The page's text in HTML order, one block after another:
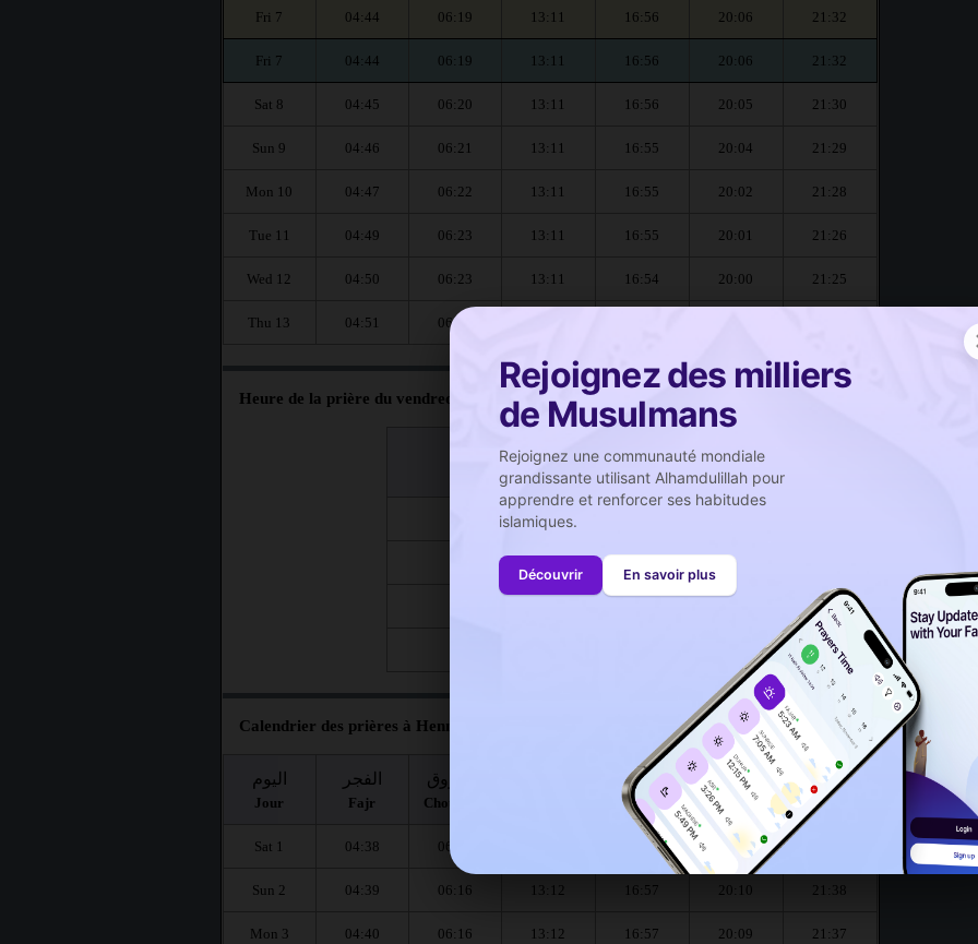
Rejoignez des milliers
de Musulmans
Rejoignez une communauté mondiale
grandissante utilisant Alhamdulillah pour
apprendre et renforcer ses habitudes
islamiques.
Découvrir En savoir plus
Fri 7 04:44 06:19 13:11 16:56 20:06 21:32
Fri 7 04:44 06:19 13:11 16:56 20:06 21:32
Sat 8 04:45 06:20 13:11 16:56 20:05 21:30
Sun 9 04:46 06:21 13:11 16:55 20:04 21:29
Mon 10 04:47 06:22 13:11 16:55 20:02 21:28
Tue 11 04:49 06:23 13:11 16:55 20:01 21:26
Wed 12 04:50 06:23 13:11 16:54 20:00 21:25
Thu 13 04:51 06:24
Heure de la prière du vendredi à Hennaya :
صلاة الجمعة
Prière du vendredi
Calendrier des prières à Hennaya pour le mois de August :
اليوم
Jour
الفجر
Fajr
الشروق
Chourouq
العصر
Asr
المغرب
Maghrib
العشاء
Isha
Sat 1 04:38 06:15 16:57 20:11
Sun 2 04:39 06:16 13:12 16:57 20:10 21:38
Mon 3 04:40 06:16 13:12 16:57 20:09 21:37